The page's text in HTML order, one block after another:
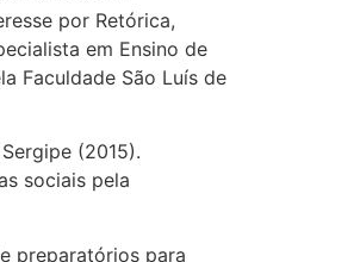
por Retórica,
em Ensino de
Faculdade São Luís de
(2015).
sociais pela
preparatórios para